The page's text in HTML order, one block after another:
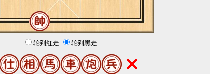
轮到红走 轮到黑走